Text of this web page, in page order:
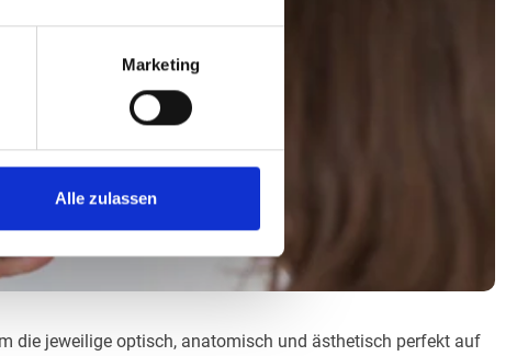
Marketing
Alle zulassen
die jeweilige optisch, anatomisch und ästhetisch perfekt auf